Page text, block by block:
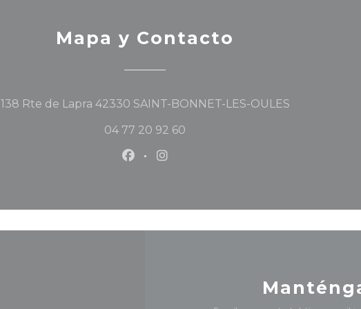
Mapa y Contacto
138 Rte de Lapra 42330 SAINT-BONNET-LES-OULES((abre en
04 77 20 92 60
Facebook ((abre en una nueva
Instagram ((abre en una nueva